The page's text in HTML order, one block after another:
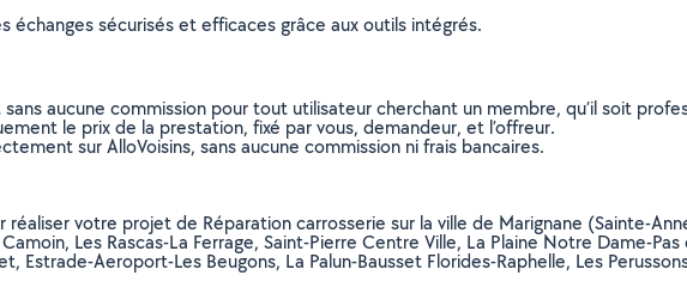
échanges sécurisés et efficaces grâce aux outils intégrés.
aucune commission pour tout utilisateur cherchant un membre, qu’il soit
le prix de la prestation, fixé par vous, demandeur, et l’offreur.
sur AlloVoisins, sans aucune commission ni frais bancaires.
votre projet de Réparation carrosserie sur la ville de Marignane (Sainte-
Les Rascas-La Ferrage, Saint-Pierre Centre Ville, La Plaine Notre Dame-
Estrade-Aeroport-Les Beugons, La Palun-Bausset Florides-Raphelle, Les